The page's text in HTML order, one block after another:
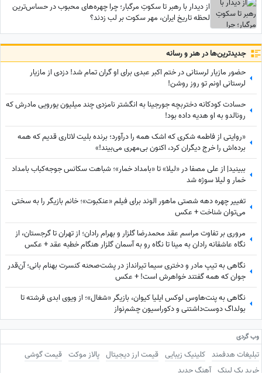
از دیدار با رهبر تا سکوتِ مرگبار؛ چرا چهره‌های محبوب در حساس‌ترین
لحظه تاریخ ایران، مهر سکوت بر لب زدند؟
جدید‌ترین‌ها در هنر و رسانه
حضور مازیار لرستانی در ختم اکبر عبدی برای او گران تمام شد! دزدی از مازیار
لرستانی اونم تو روز روشن!
حسادت کودکانه دختربچه جورجینا به انگشتر نامزدی چند میلیون یورویی مادرش که
رونالدو به او هدیه داده بود!
«روایتی از فاطمه شکری که اشک همه را درآورد؛ برنده بلیت لاتاری قدیم که همه
برده‌اش را خرج دیگران کرد، اکنون بی‌مهری می‌بیند!»
ببینید| از علی مصفا در «لیلا» تا «بامداد خمار»؛ شباهت سکانس جوجه‌کباب بامداد
خمار و لیلا سوژه شد
تغییر چهره دهه شصتی ماهور الوند برای فیلم «عنکبوت»؛ خانم بازیگر را به سختی
می‌توان شناخت + عکس
مروری بر تفاوت مراسم عقد محمدرضا گلزار و بهرام رادان؛ از تهران تا گرجستان، از
نگاه عاشقانه رادان به مینا تا نگاه رو به آسمان گلزار هنگام خطبه عقد + عکس
نگاهی به تیپ مادر و دختری سیما تیرانداز در پشت‌صحنه کنسرت بهنام بانی؛ آن‌قدر
جوان که همه گفتند خواهرش است! + عکس
نگاهی به پنت‌هاوس لوکس ایلیا کیوان، بازیگر «شغال»؛ از ویوی ابدی فرشته تا
بولداگ دوست‌داشتنی و دکوراسیون چشم‌نواز
وب گردی
تبلیغات هدفمند کلینیک زیبایی قیمت ارز دیجیتال پالاز موکت قیمت گوشی
خرید بک لینک آهنگ جدید